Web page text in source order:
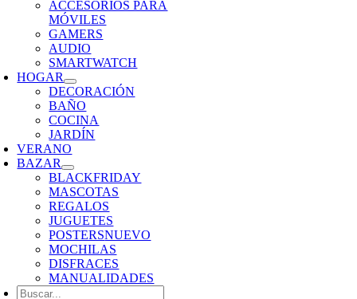
ACCESORIOS PARA
MÓVILES
GAMERS
AUDIO
SMARTWATCH
HOGAR
DECORACIÓN
BAÑO
COCINA
JARDÍN
VERANO
BAZAR
BLACKFRIDAY
MASCOTAS
REGALOS
JUGUETES
POSTERSNUEVO
MOCHILAS
DISFRACES
MANUALIDADES
Buscar: